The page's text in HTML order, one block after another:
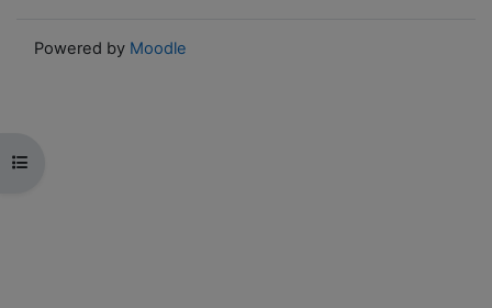
Kursindex öffnen
Powered by Moodle